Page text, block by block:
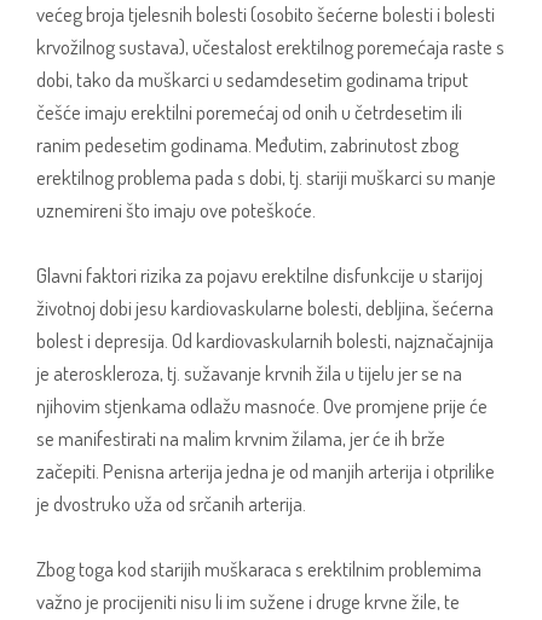
većeg broja tjelesnih bolesti (osobito šećerne bolesti i bolesti
krvožilnog sustava), učestalost erektilnog poremećaja raste s
dobi, tako da muškarci u sedamdesetim godinama triput
češće imaju erektilni poremećaj od onih u četrdesetim ili
ranim pedesetim godinama. Međutim, zabrinutost zbog
erektilnog problema pada s dobi, tj. stariji muškarci su manje
uznemireni što imaju ove poteškoće.
Glavni faktori rizika za pojavu erektilne disfunkcije u starijoj
životnoj dobi jesu kardiovaskularne bolesti, debljina, šećerna
bolest i depresija. Od kardiovaskularnih bolesti, najznačajnija
je ateroskleroza, tj. sužavanje krvnih žila u tijelu jer se na
njihovim stjenkama odlažu masnoće. Ove promjene prije će
se manifestirati na malim krvnim žilama, jer će ih brže
začepiti. Penisna arterija jedna je od manjih arterija i otprilike
je dvostruko uža od srčanih arterija.
Zbog toga kod starijih muškaraca s erektilnim problemima
važno je procijeniti nisu li im sužene i druge krvne žile, te